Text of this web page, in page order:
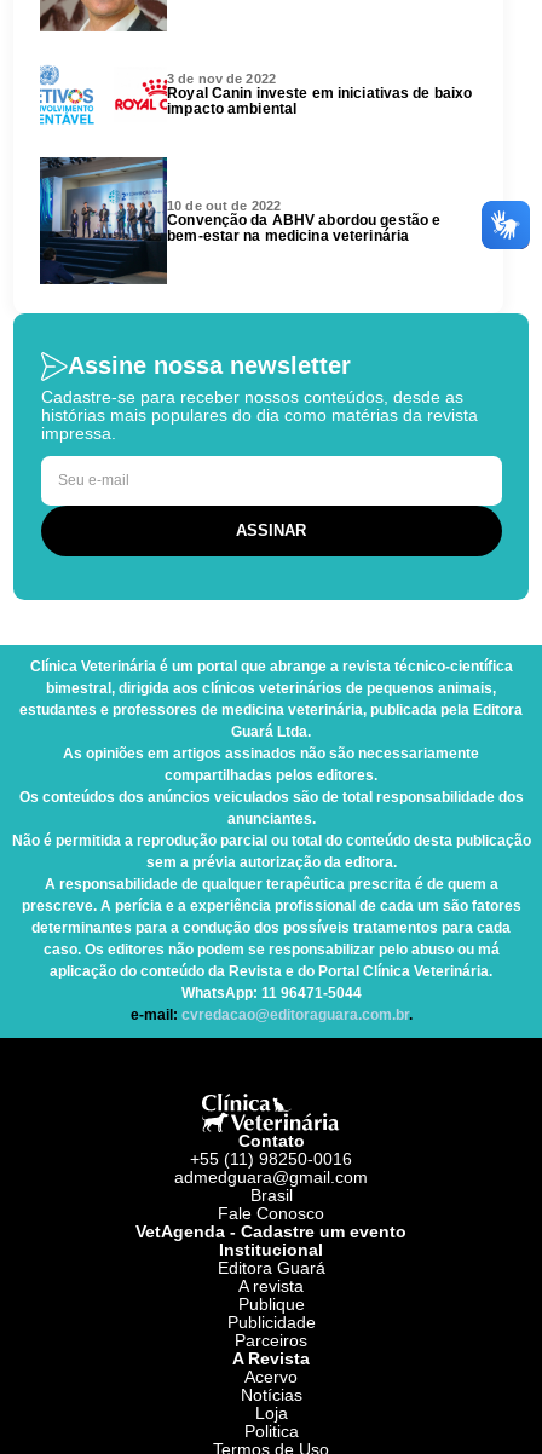
3 de nov de 2022
Royal Canin investe em iniciativas de baixo
impacto ambiental
10 de out de 2022
Convenção da ABHV abordou gestão e
bem-estar na medicina veterinária
Assine nossa newsletter
Cadastre-se para receber nossos conteúdos, desde as
histórias mais populares do dia como matérias da revista
impressa.
Clínica Veterinária é um portal que abrange a revista técnico-científica
bimestral, dirigida aos clínicos veterinários de pequenos animais,
estudantes e professores de medicina veterinária, publicada pela Editora
Guará Ltda.
As opiniões em artigos assinados não são necessariamente
compartilhadas pelos editores.
Os conteúdos dos anúncios veiculados são de total responsabilidade dos
anunciantes.
Não é permitida a reprodução parcial ou total do conteúdo desta publicação
sem a prévia autorização da editora.
A responsabilidade de qualquer terapêutica prescrita é de quem a
prescreve. A perícia e a experiência profissional de cada um são fatores
determinantes para a condução dos possíveis tratamentos para cada
caso. Os editores não podem se responsabilizar pelo abuso ou má
aplicação do conteúdo da Revista e do Portal Clínica Veterinária.
WhatsApp: 11 96471-5044
e-mail: cvredacao@editoraguara.com.br.
Contato
+55 (11) 98250-0016
admedguara@gmail.com
Brasil
Fale Conosco
VetAgenda - Cadastre um evento
Institucional
Editora Guará
A revista
Publique
Publicidade
Parceiros
A Revista
Acervo
Notícias
Loja
Politica
Termos de Uso